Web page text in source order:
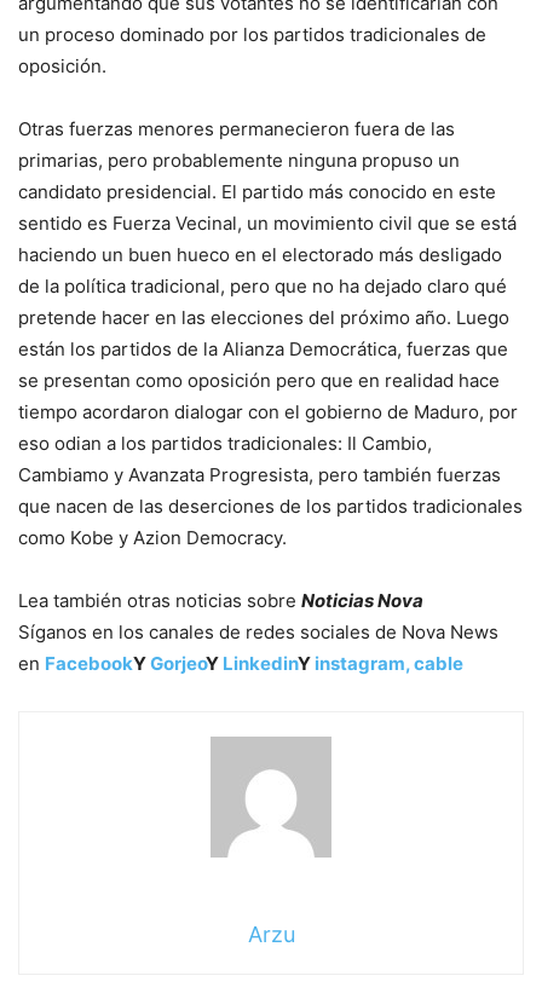
un proceso dominado por los partidos tradicionales de
oposición.
Otras fuerzas menores permanecieron fuera de las
primarias, pero probablemente ninguna propuso un
candidato presidencial. El partido más conocido en este
sentido es Fuerza Vecinal, un movimiento civil que se está
haciendo un buen hueco en el electorado más desligado
de la política tradicional, pero que no ha dejado claro qué
pretende hacer en las elecciones del próximo año. Luego
están los partidos de la Alianza Democrática, fuerzas que
se presentan como oposición pero que en realidad hace
tiempo acordaron dialogar con el gobierno de Maduro, por
eso odian a los partidos tradicionales: Il Cambio,
Cambiamo y Avanzata Progresista, pero también fuerzas
que nacen de las deserciones de los partidos tradicionales
como Kobe y Azion Democracy.
Lea también otras noticias sobre Noticias Nova
Síganos en los canales de redes sociales de Nova News
en FacebookYGorjeoY LinkedinY instagram,cable
Arzu